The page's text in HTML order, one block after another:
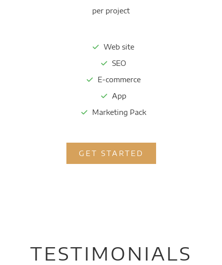
per project
Web site
SEO
E-commerce
App
Marketing Pack
GET STARTED
TESTIMONIALS